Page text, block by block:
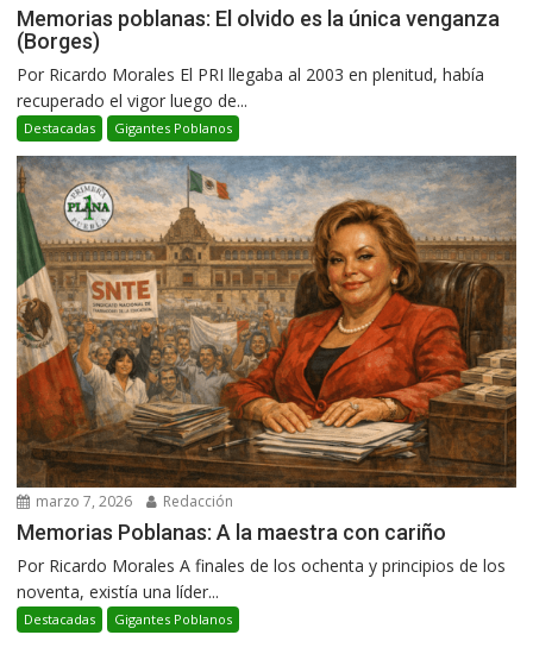
Memorias poblanas: El olvido es la única venganza
(Borges)
Por Ricardo Morales El PRI llegaba al 2003 en plenitud, había
recuperado el vigor luego de...
Destacadas Gigantes Poblanos
marzo 7, 2026 Redacción
Memorias Poblanas: A la maestra con cariño
Por Ricardo Morales A finales de los ochenta y principios de los
noventa, existía una líder...
Destacadas Gigantes Poblanos